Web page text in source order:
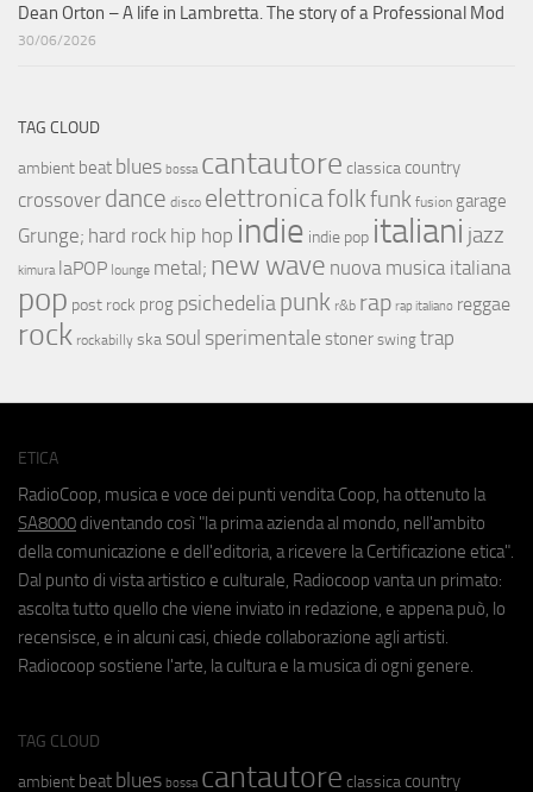
Dean Orton – A life in Lambretta. The story of a Professional Mod
30/06/2026
TAG CLOUD
ambient beat blues bossa cantautore classica country
crossover dance disco elettronicafolkfunk fusion garage
Grunge; hard rock hip hop indie indie pop italiani jazz
kimura laPOP lounge metal; new wave nuova musica italiana
pop post rock prog psichedeliapunk r&b rap rap italiano reggae
rock rockabilly ska soul sperimentale stoner swing trap
ETICA
RadioCoop, musica e voce dei punti vendita Coop, ha ottenuto la
SA8000 diventando così "la prima azienda al mondo, nell'ambito
della comunicazione e dell'editoria, a ricevere la Certificazione etica".
Dal punto di vista artistico e culturale, Radiocoop vanta un primato:
ascolta tutto quello che viene inviato in redazione, e appena può, lo
recensisce, e in alcuni casi, chiede collaborazione agli artisti.
Radiocoop sostiene l'arte, la cultura e la musica di ogni genere.
TAG CLOUD
ambient beat blues bossa cantautore classica country